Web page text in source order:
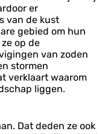
er
van de kust
gebied om hun
op de
van zoden
stormen
verklaart waarom
liggen.
Dat deden ze ook